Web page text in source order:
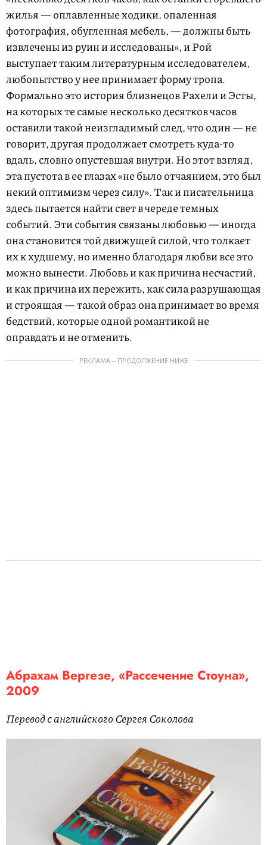
жилья — оплавленные ходики, опаленная
фотография, обугленная мебель, — должны быть
извлечены из руин и исследованы», и Рой
выступает таким литературным исследователем,
любопытство у нее принимает форму тропа.
Формально это история близнецов Рахели и Эсты,
на которых те самые несколько десятков часов
оставили такой неизгладимый след, что один — не
говорит, другая продолжает смотреть куда-то
вдаль, словно опустевшая внутри. Но этот взгляд,
эта пустота в ее глазах «не было отчаянием, это был
некий оптимизм через силу». Так и писательница
здесь пытается найти свет в череде темных
событий. Эти события связаны любовью — иногда
она становится той движущей силой, что толкает
их к худшему, но именно благодаря любви все это
можно вынести. Любовь и как причина несчастий,
и как причина их пережить, как сила разрушающая
и строящая — такой образ она принимает во время
бедствий, которые одной романтикой не
оправдать и не отменить.
РЕКЛАМА – ПРОДОЛЖЕНИЕ НИЖЕ
Абрахам Вергезе, «Рассечение Стоуна»,
2009
Перевод с английского Сергея Соколова